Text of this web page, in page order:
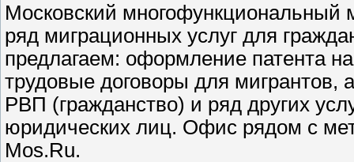
Московский многофункциональный
ряд миграционных услуг для
предлагаем: оформление патента
трудовые договоры для мигрантов,
РВП (гражданство) и ряд других
юридических лиц. Офис рядом с
Mos.Ru.